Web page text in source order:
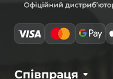
Співпраця